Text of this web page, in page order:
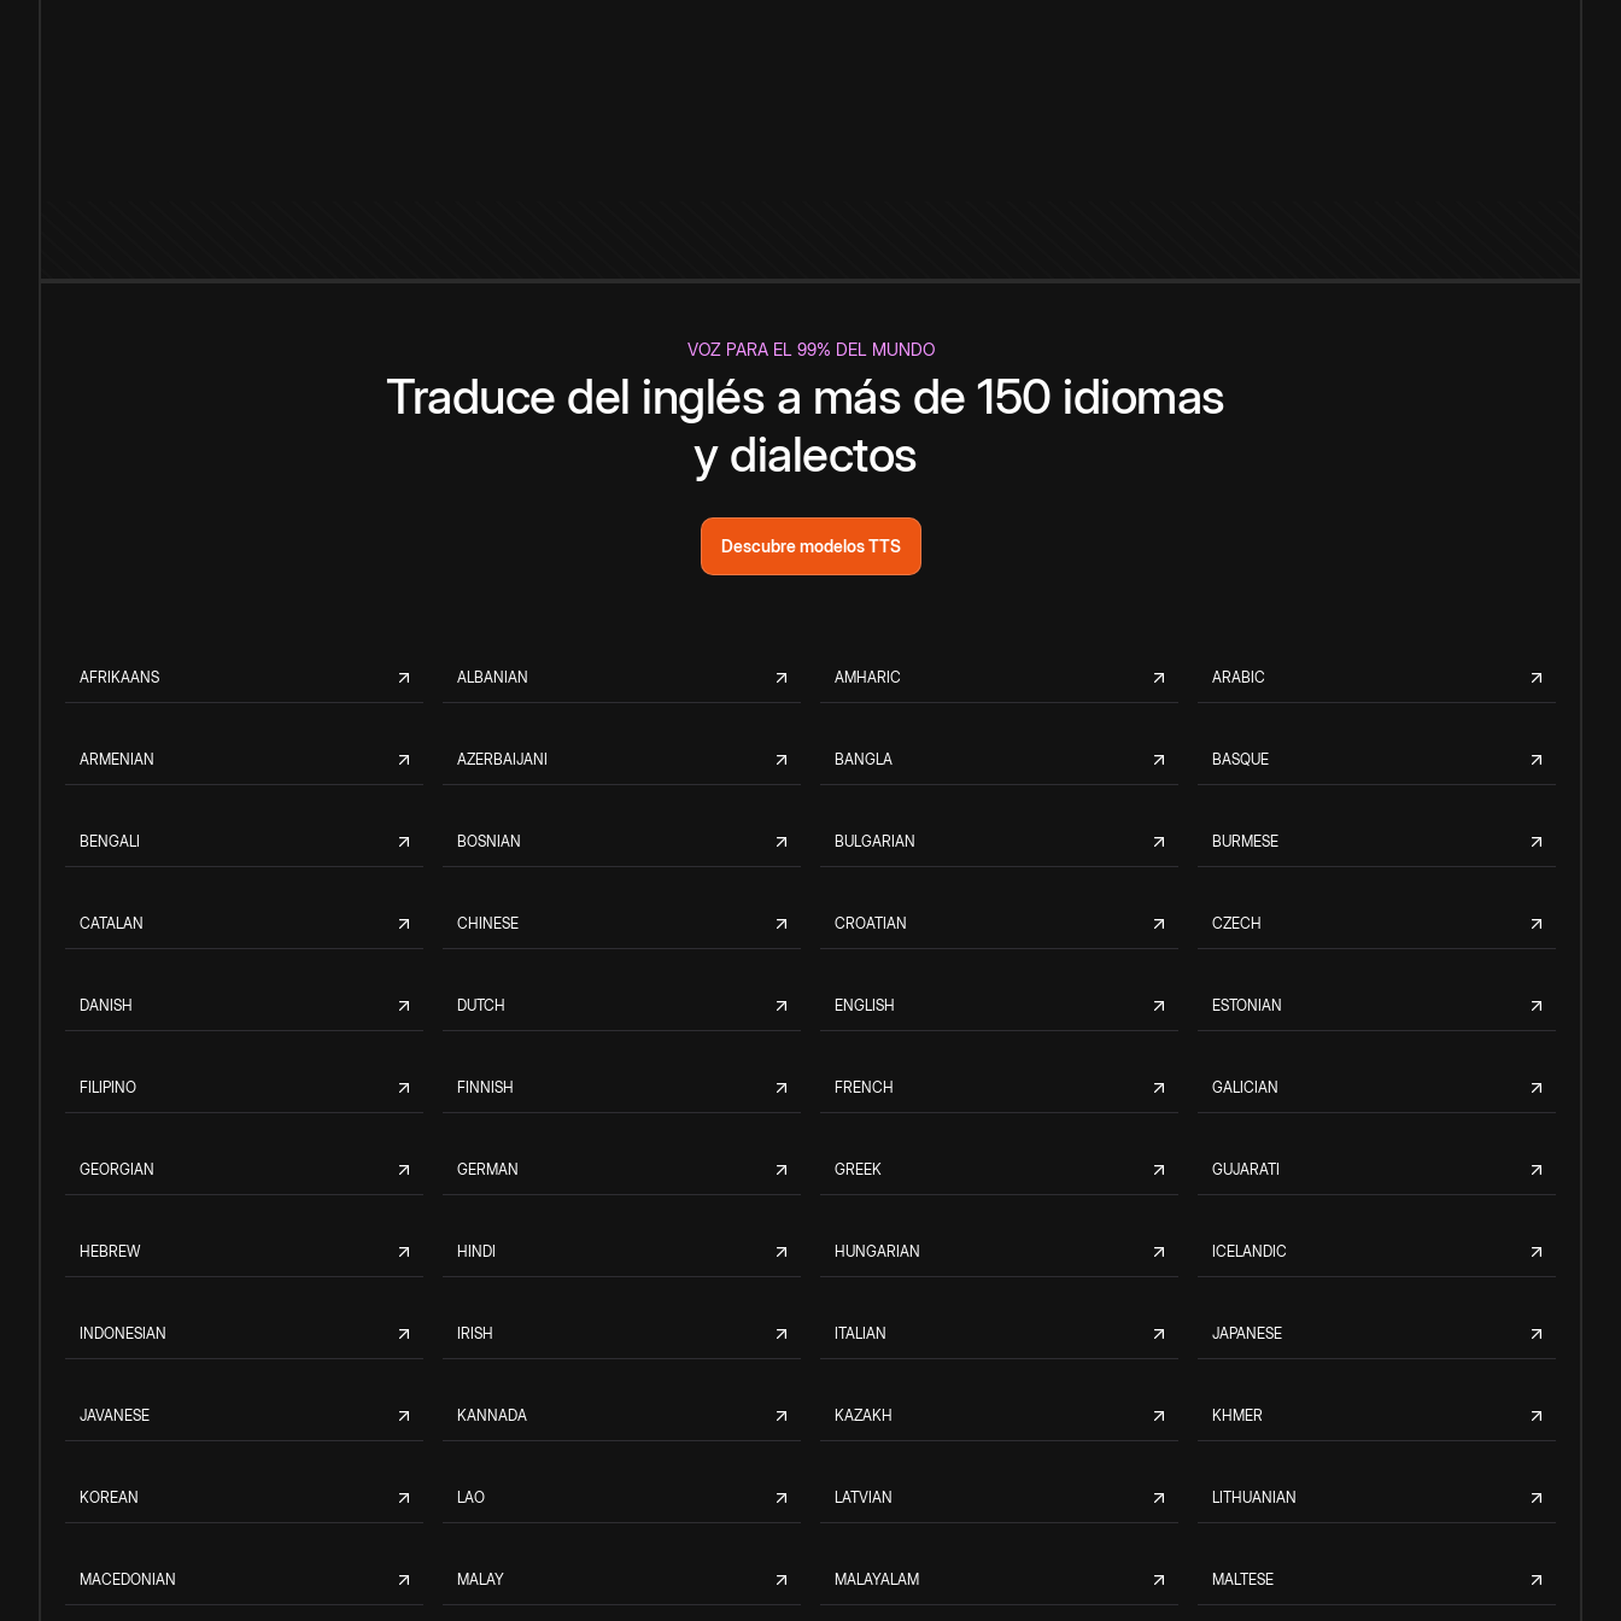
VOZ PARA EL 99% DEL MUNDO
Traduce del inglés a más de 150 idiomas
y dialectos
Descubre modelos TTS
AFRIKAANS ALBANIAN AMHARIC ARABIC
ARMENIAN AZERBAIJANI BANGLA BASQUE
BENGALI BOSNIAN BULGARIAN BURMESE
CATALAN CHINESE CROATIAN CZECH
DANISH DUTCH ENGLISH ESTONIAN
FILIPINO FINNISH FRENCH GALICIAN
GEORGIAN GERMAN GREEK GUJARATI
HEBREW HINDI HUNGARIAN ICELANDIC
INDONESIAN IRISH ITALIAN JAPANESE
JAVANESE KANNADA KAZAKH KHMER
KOREAN LAO LATVIAN LITHUANIAN
MACEDONIAN MALAY MALAYALAM MALTESE